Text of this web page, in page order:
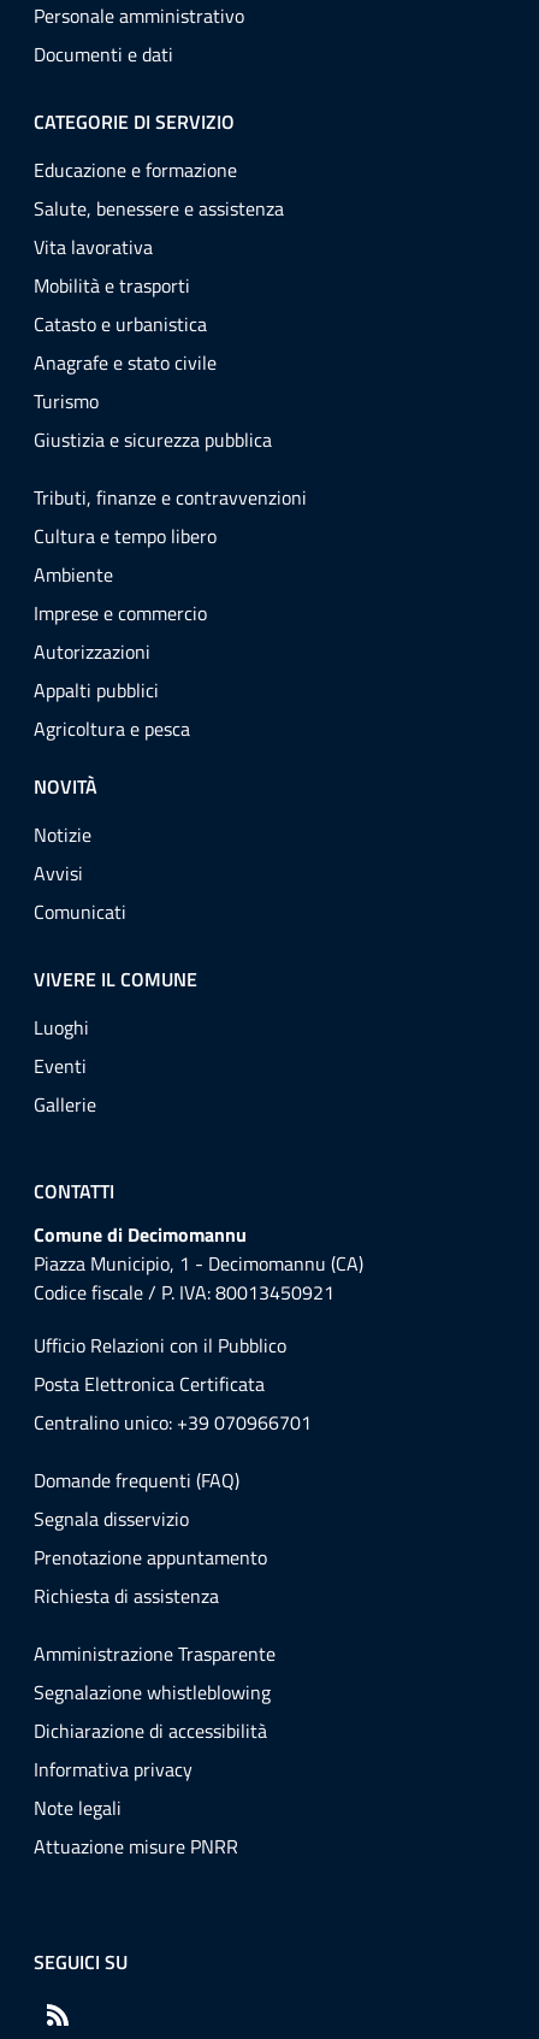
Personale amministrativo
Documenti e dati
CATEGORIE DI SERVIZIO
Educazione e formazione
Salute, benessere e assistenza
Vita lavorativa
Mobilità e trasporti
Catasto e urbanistica
Anagrafe e stato civile
Turismo
Giustizia e sicurezza pubblica
Tributi, finanze e contravvenzioni
Cultura e tempo libero
Ambiente
Imprese e commercio
Autorizzazioni
Appalti pubblici
Agricoltura e pesca
NOVITÀ
Notizie
Avvisi
Comunicati
VIVERE IL COMUNE
Luoghi
Eventi
Gallerie
CONTATTI
Comune di Decimomannu
Piazza Municipio, 1 - Decimomannu (CA)
Codice fiscale / P. IVA: 80013450921
Ufficio Relazioni con il Pubblico
Posta Elettronica Certificata
Centralino unico: +39 070966701
Domande frequenti (FAQ)
Segnala disservizio
Prenotazione appuntamento
Richiesta di assistenza
Amministrazione Trasparente
Segnalazione whistleblowing
Dichiarazione di accessibilità
Informativa privacy
Note legali
Attuazione misure PNRR
SEGUICI SU